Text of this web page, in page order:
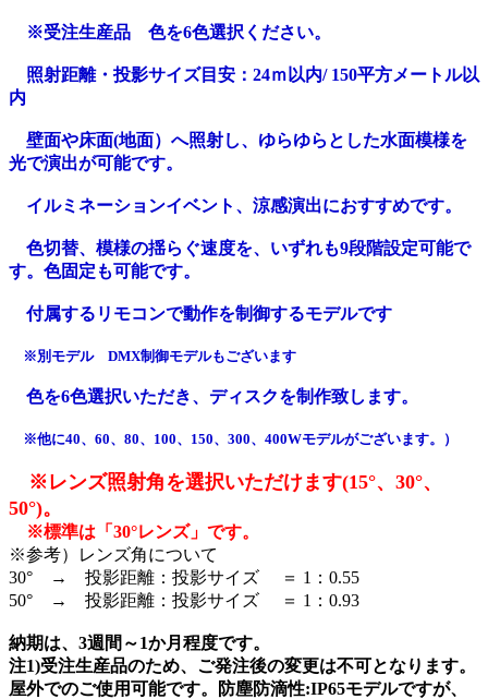
※受注生産品 色を6色選択ください。
照射距離・投影サイズ目安：24ｍ以内/ 150平方メートル以
内
壁面や床面(地面）へ照射し、ゆらゆらとした水面模様を
光で演出が可能です。
イルミネーションイベント、涼感演出におすすめです。
色切替、模様の揺らぐ速度を、いずれも9段階設定可能で
す。色固定も可能です。
付属するリモコンで動作を制御するモデルです
※別モデル DMX制御モデルもございます
色を6色選択いただき、ディスクを制作致します。
※他に40、60、80、100、150、300、400Wモデルがございます。）
※レンズ照射角を選択いただけます(15°、30°、
50°)。
※標準は「30°レンズ」です。
※参考）レンズ角について
30° → 投影距離：投影サイズ ＝ 1：0.55
50° → 投影距離：投影サイズ ＝ 1：0.93
納期は、3週間～1か月程度です。
注1)受注生産品のため、ご発注後の変更は不可となります。
屋外でのご使用可能です。防塵防滴性:IP65モデルですが、